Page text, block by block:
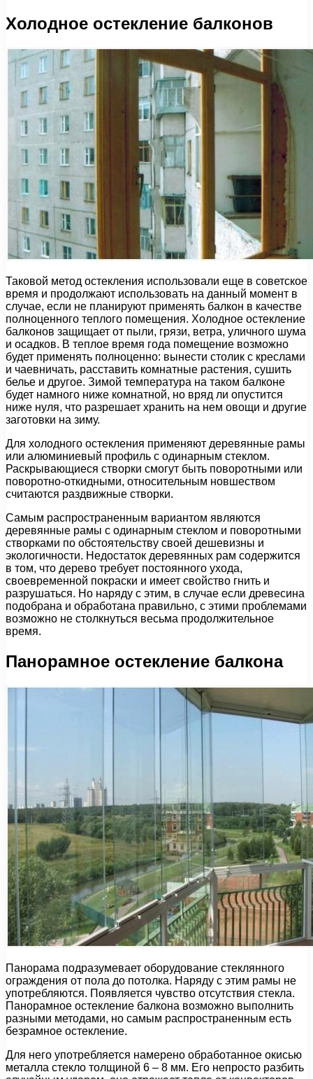
Холодное остекление балконов
Таковой метод остекления использовали еще в советское
время и продолжают использовать на данный момент в
случае, если не планируют применять балкон в качестве
полноценного теплого помещения. Холодное остекление
балконов защищает от пыли, грязи, ветра, уличного шума
и осадков. В теплое время года помещение возможно
будет применять полноценно: вынести столик с креслами
и чаевничать, расставить комнатные растения, сушить
белье и другое. Зимой температура на таком балконе
будет намного ниже комнатной, но вряд ли опустится
ниже нуля, что разрешает хранить на нем овощи и другие
заготовки на зиму.
Для холодного остекления применяют деревянные рамы
или алюминиевый профиль с одинарным стеклом.
Раскрывающиеся створки смогут быть поворотными или
поворотно-откидными, относительным новшеством
считаются раздвижные створки.
Самым распространенным вариантом являются
деревянные рамы с одинарным стеклом и поворотными
створками по обстоятельству своей дешевизны и
экологичности. Недостаток деревянных рам содержится
в том, что дерево требует постоянного ухода,
своевременной покраски и имеет свойство гнить и
разрушаться. Но наряду с этим, в случае если древесина
подобрана и обработана правильно, с этими проблемами
возможно не столкнуться весьма продолжительное
время.
Панорамное остекление балкона
Панорама подразумевает оборудование стеклянного
ограждения от пола до потолка. Наряду с этим рамы не
употребляются. Появляется чувство отсутствия стекла.
Панорамное остекление балкона возможно выполнить
разными методами, но самым распространенным есть
безрамное остекление.
Для него употребляется намерено обработанное окисью
металла стекло толщиной 6 – 8 мм. Его непросто разбить